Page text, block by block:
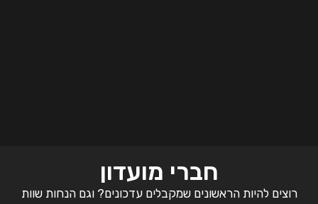
חברי מועדון
רוצים להיות הראשונים שמקבלים עדכונים? וגם הנחות שוות